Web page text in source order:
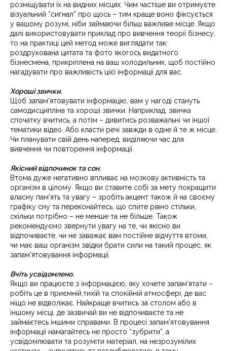
розміщувати їх на видних місцях. Чим частіше ви отримуєте
візуальний “сигнал” про щось – тим краще воно фіксується
у вашому розумі, ніби займаючи більш важливе місце. Якщо
далі використовувати приклад про вивчення теорії бізнесу,
то на практиці цей метод може виглядати так:
роздрукована цитата та фото якогось видатного
бізнесмена, прикріплена на ваш холодильник, щоб постійно
нагадувати про важливість цієї інформації для вас.
Хороші звички.
Щоб запам'ятовувати інформацію, вам у нагоді стануть
самодисципліна та хороші звички. Наприклад, звичка
спочатку вчитись, а потім – дивитись розважальні чи іншої
тематики відео. Або класти речі завжди в одне й те ж місце.
Чи планувати свій день наперед, виділяючи час для
вивчення чи повторення інформації.
Якісний відпочинок та сон.
Втома дуже негативно впливає на мозкову активність та
організм в цілому. Якщо ви ставите собі за мету покращити
власну пам'ять та увагу – зробіть акцент також й на своєму
графіку сну та переконайтесь, що спите рівно стільки,
скільки потрібно – не менше та не більше. Також
рекомендуємо звернути увагу на те, чи якісно ви
відпочиваєте, чи не заважає вам постійне відчуття втоми,
чи має ваш організм звідки брати сили на такий процес, як
запам'ятовування інформації.
Вчіть усвідомлено.
Якщо ви працюєте з інформацією, яку хочете запам'ятати –
робіть це в приємній,тихій та спокійній атмосфері, де вас
ніщо не відволікає. Найкраще вчитись за столом або в
іншому місці, де зазвичай ви не відпочиваєте та не
займаєтесь іншими справами. В процесі запам'ятовування
інформації намагайтесь не просто “зубрити”, а
усвідомлювати та розуміти матеріал, на незрозумілих